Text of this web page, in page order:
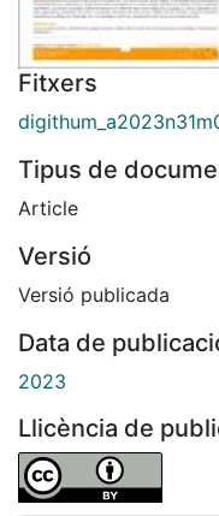
Fitxers
Tipus de
Article
Versió
Versió publicada
Data de
2023
Llicència de